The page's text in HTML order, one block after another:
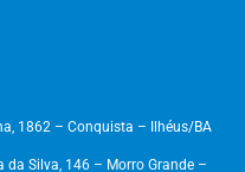
1862 – Conquista – Ilhéus/BA
da Silva, 146 – Morro Grande –